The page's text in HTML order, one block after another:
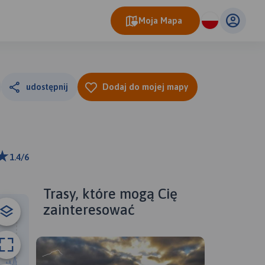
Moja Mapa
udostępnij Dodaj do mojej mapy
1.4/6
Trasy, które mogą Cię
zainteresować